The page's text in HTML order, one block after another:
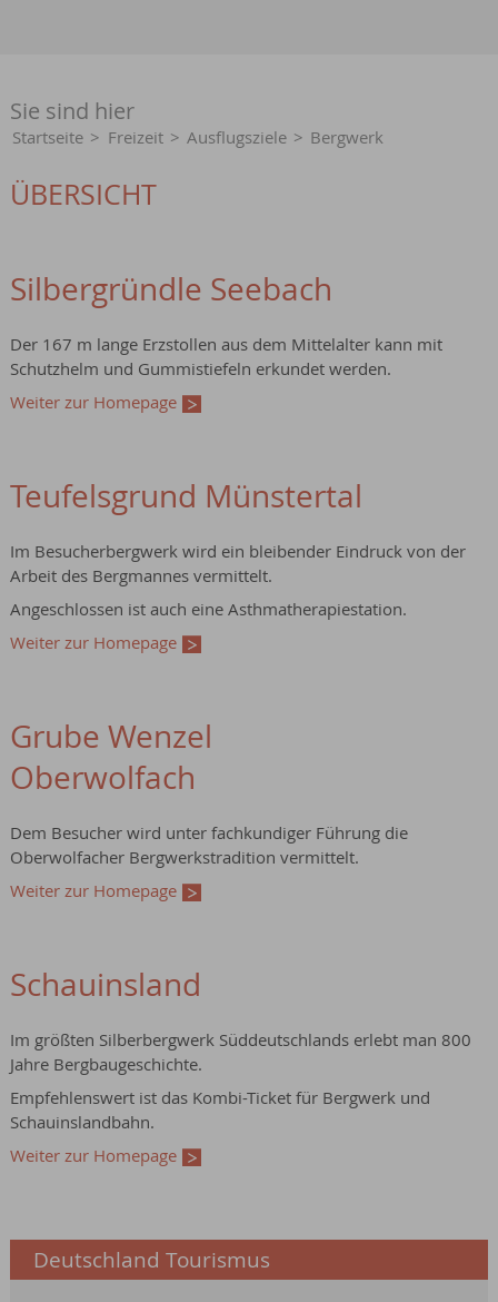
Sie sind hier
Startseite > Freizeit > Ausflugsziele > Bergwerk
ÜBERSICHT
Silbergründle Seebach
Der 167 m lange Erzstollen aus dem Mittelalter kann mit
Schutzhelm und Gummistiefeln erkundet werden.
Weiter zur Homepage
Teufelsgrund Münstertal
Im Besucherbergwerk wird ein bleibender Eindruck von der
Arbeit des Bergmannes vermittelt.
Angeschlossen ist auch eine Asthmatherapiestation.
Weiter zur Homepage
Grube Wenzel
Oberwolfach
Dem Besucher wird unter fachkundiger Führung die
Oberwolfacher Bergwerkstradition vermittelt.
Weiter zur Homepage
Schauinsland
Im größten Silberbergwerk Süddeutschlands erlebt man 800
Jahre Bergbaugeschichte.
Empfehlenswert ist das Kombi-Ticket für Bergwerk und
Schauinslandbahn.
Weiter zur Homepage
Deutschland Tourismus